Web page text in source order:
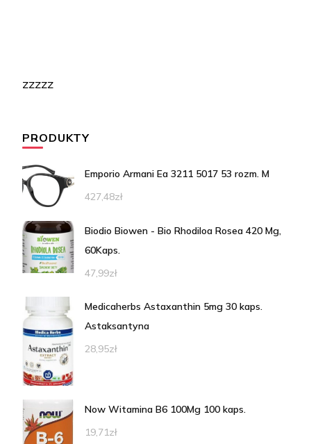
zzzzz
PRODUKTY
Emporio Armani Ea 3211 5017 53 rozm. M
427,48zł
Biodio Biowen - Bio Rhodiloa Rosea 420 Mg,
60Kaps.
47,99zł
Medicaherbs Astaxanthin 5mg 30 kaps.
Astaksantyna
28,95zł
Now Witamina B6 100Mg 100 kaps.
19,71zł